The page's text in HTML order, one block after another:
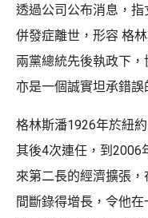
透過公司公布消息，
併發症離世，形容 格
兩黨總統先後執政下
亦是一個誠實坦承錯誤
格林斯潘1926年於紐
其後4次連任，到2006
來第二長的經濟擴張
間斷錄得增長，令他